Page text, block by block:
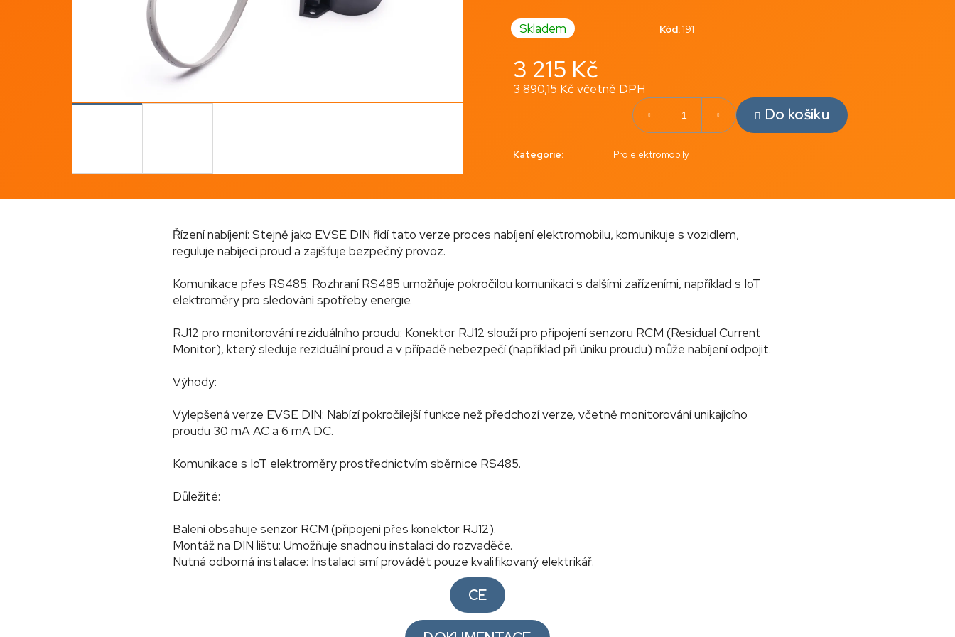
Skladem Kód:191
3 215 Kč
3 890,15 Kč včetně DPH
Do košíku
Kategorie: Pro elektromobily
Řízení nabíjení: Stejně jako EVSE DIN řídí tato verze proces nabíjení elektromobilu, komunikuje s vozidlem,
reguluje nabíjecí proud a zajišťuje bezpečný provoz.
Komunikace přes RS485: Rozhraní RS485 umožňuje pokročilou komunikaci s dalšími zařízeními, například s IoT
elektroměry pro sledování spotřeby energie.
RJ12 pro monitorování reziduálního proudu: Konektor RJ12 slouží pro připojení senzoru RCM (Residual Current
Monitor), který sleduje reziduální proud a v případě nebezpečí (například při úniku proudu) může nabíjení odpojit.
Výhody:
Vylepšená verze EVSE DIN: Nabízí pokročilejší funkce než předchozí verze, včetně monitorování unikajícího
proudu 30 mA AC a 6 mA DC.
Komunikace s IoT elektroměry prostřednictvím sběrnice RS485.
Důležité:
Balení obsahuje senzor RCM (připojení přes konektor RJ12).
Montáž na DIN lištu: Umožňuje snadnou instalaci do rozvaděče.
Nutná odborná instalace: Instalaci smí provádět pouze kvalifikovaný elektrikář.
CE
120 Kč